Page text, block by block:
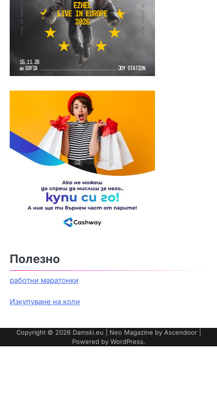
Полезно
работни маратонки
Изкупуване на коли
Copyright © 2026 Damski.eu | Neo Magazine by Ascendoor|
Powered by WordPress.